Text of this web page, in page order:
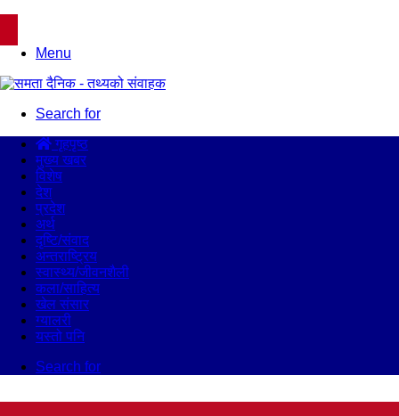
Menu
Search for
गृहपृष्ठ
मुख्य खबर
विशेष
देश
प्रदेश
अर्थ
दृष्टि/संवाद
अन्तराष्ट्रिय
स्वास्थ्य/जीवनशैली
कला/साहित्य
खेल संसार
ग्यालरी
यस्तो पनि
Search for